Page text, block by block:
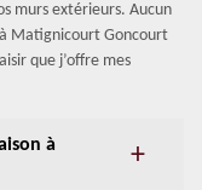
murs extérieurs. Aucun
Matignicourt Goncourt
que j’offre mes
à